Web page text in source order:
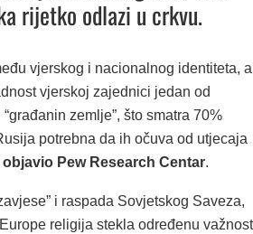
rijetko odlazi u crkvu.
vjerskog i nacionalnog identiteta, a
vjerskoj zajednici jedan od
zemlje”, što smatra 70%
potrebna da ih očuva od utjecaja
objavio Pew Research Centar.
i raspada Sovjetskog Saveza,
religija stekla određenu